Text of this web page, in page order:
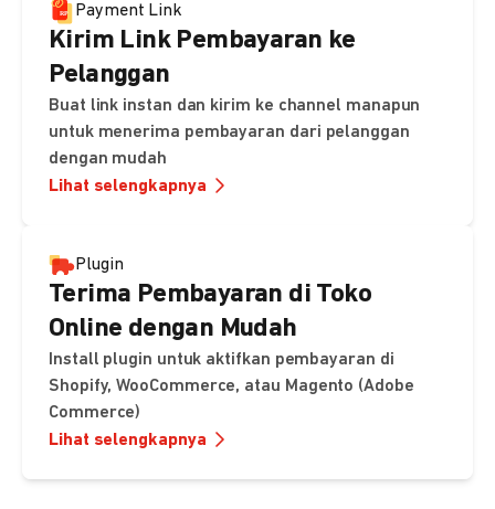
Payment Link
Kirim Link Pembayaran ke
Pelanggan
Buat link instan dan kirim ke channel manapun
untuk menerima pembayaran dari pelanggan
dengan mudah
Lihat selengkapnya
Plugin
Terima Pembayaran di Toko
Online dengan Mudah
Install plugin untuk aktifkan pembayaran di
Shopify, WooCommerce, atau Magento (Adobe
Commerce)
Lihat selengkapnya